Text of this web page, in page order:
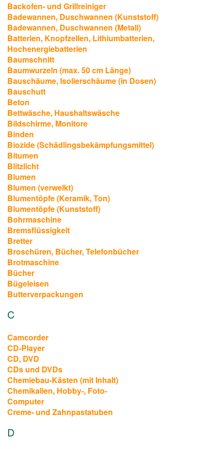
Backofen- und Grillreiniger
Badewannen, Duschwannen (Kunststoff)
Badewannen, Duschwannen (Metall)
Batterien, Knopfzellen, Lithiumbatterien,
Hochenergiebatterien
Baumschnitt
Baumwurzeln (max. 50 cm Länge)
Bauschäume, Isolierschäume (in Dosen)
Bauschutt
Beton
Bettwäsche, Haushaltswäsche
Bildschirme, Monitore
Binden
Biozide (Schädlingsbekämpfungsmittel)
Bitumen
Blitzlicht
Blumen
Blumen (verwelkt)
Blumentöpfe (Keramik, Ton)
Blumentöpfe (Kunststoff)
Bohrmaschine
Bremsflüssigkeit
Bretter
Broschüren, Bücher, Telefonbücher
Brotmaschine
Bücher
Bügeleisen
Butterverpackungen
C
Camcorder
CD-Player
CD, DVD
CDs und DVDs
Chemiebau-Kästen (mit Inhalt)
Chemikalien, Hobby-, Foto-
Computer
Creme- und Zahnpastatuben
D